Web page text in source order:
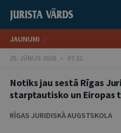
JAUNUMI
25. JŪNIJS 2026 • 07:31
Notiks jau sestā Rīgas
starptautisko un Eiropas
RĪGAS JURIDISKĀ AUGSTSKOLA